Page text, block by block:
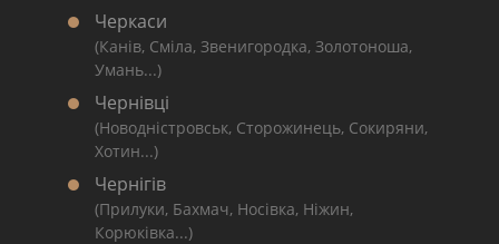
Черкаси
(Канів, Сміла, Звенигородка, Золотоноша,
Умань...)
Чернівці
(Новодністровськ, Сторожинець, Сокиряни,
Хотин...)
Чернігів
(Прилуки, Бахмач, Носівка, Ніжин,
Корюківка...)